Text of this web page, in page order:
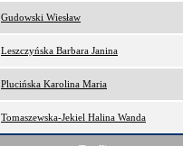
Gudowski Wiesław
Leszczyńska Barbara Janina
Plucińska Karolina Maria
Tomaszewska-Jekiel Halina Wanda